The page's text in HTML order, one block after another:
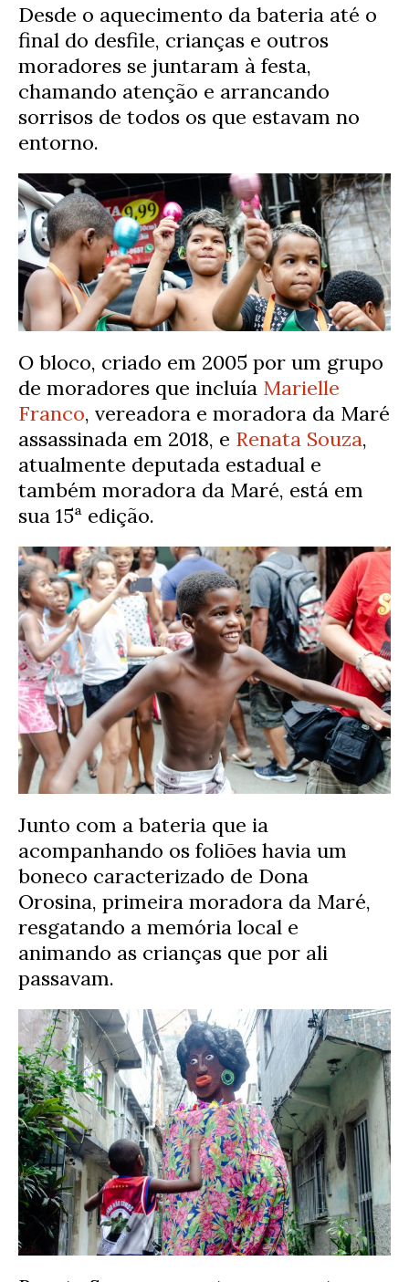
Desde o aquecimento da bateria até o
final do desfile, crianças e outros
moradores se juntaram à festa,
chamando atenção e arrancando
sorrisos de todos os que estavam no
entorno.
O bloco, criado em 2005 por um grupo
de moradores que incluía Marielle
Franco, vereadora e moradora da Maré
assassinada em 2018, e Renata Souza,
atualmente deputada estadual e
também moradora da Maré, está em
sua 15ª edição.
Junto com a bateria que ia
acompanhando os foliões havia um
boneco caracterizado de Dona
Orosina, primeira moradora da Maré,
resgatando a memória local e
animando as crianças que por ali
passavam.